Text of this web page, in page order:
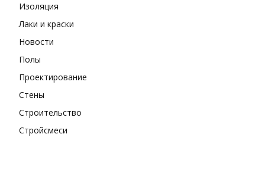
Изоляция
Лаки и краски
Новости
Полы
Проектирование
Стены
Строительство
Стройсмеси